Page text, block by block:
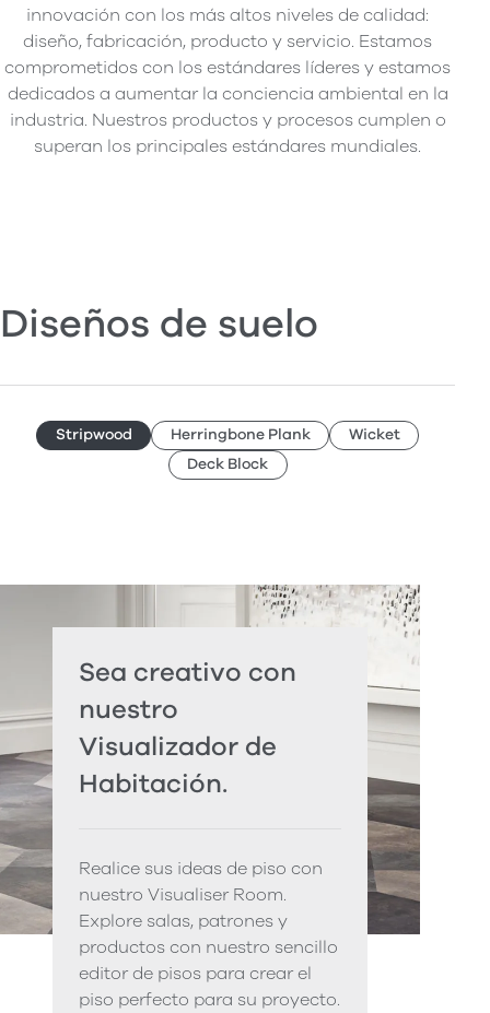
innovación con los más altos niveles de calidad:
diseño, fabricación, producto y servicio. Estamos
comprometidos con los estándares líderes y estamos
dedicados a aumentar la conciencia ambiental en la
industria. Nuestros productos y procesos cumplen o
superan los principales estándares mundiales.
Diseños de suelo
Stripwood Herringbone Plank
Wicket
Deck Block
Sea creativo con
nuestro
Visualizador de
Habitación.
Realice sus ideas de piso con
nuestro Visualiser Room.
Explore salas, patrones y
productos con nuestro sencillo
editor de pisos para crear el
piso perfecto para su proyecto.